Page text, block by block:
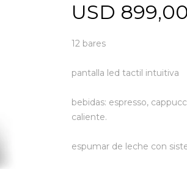
USD 899,00
12 bares
pantalla led tactil intuitiva
bebidas: espresso,
caliente.
espumar de leche con